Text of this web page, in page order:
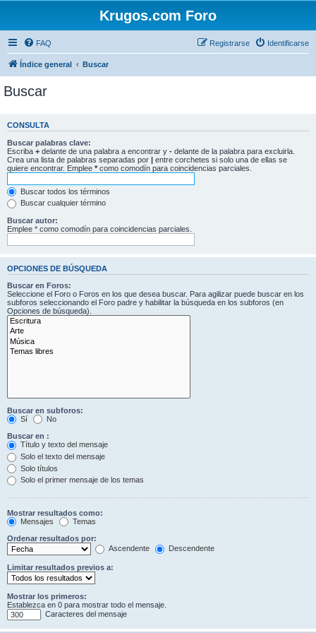
Krugos.com Foro
FAQ Identificarse
Registrarse
Índice general Buscar
Buscar
CONSULTA
Buscar palabras clave:
Escriba + delante de una palabra a encontrar y - delante de la palabra para excluirla.
Crea una lista de palabras separadas por | entre corchetes si solo una de ellas se
quiere encontrar. Emplee * como comodín para coincidencias parciales.
Buscar todos los términos
Buscar cualquier término
Buscar autor:
Emplee * como comodín para coincidencias parciales.
OPCIONES DE BÚSQUEDA
Buscar en Foros:
Seleccione el Foro o Foros en los que desea buscar. Para agilizar puede buscar en los
subforos seleccionando el Foro padre y habilitar la búsqueda en los subforos (en
Opciones de búsqueda).
Buscar en subforos:
Sí
No
Buscar en :
Título y texto del mensaje
Solo el texto del mensaje
Solo títulos
Solo el primer mensaje de los temas
Mostrar resultados como:
Mensajes
Temas
Ordenar resultados por:
Ascendente
Descendente
Limitar resultados previos a:
Mostrar los primeros:
Establezca en 0 para mostrar todo el mensaje.
Caracteres del mensaje